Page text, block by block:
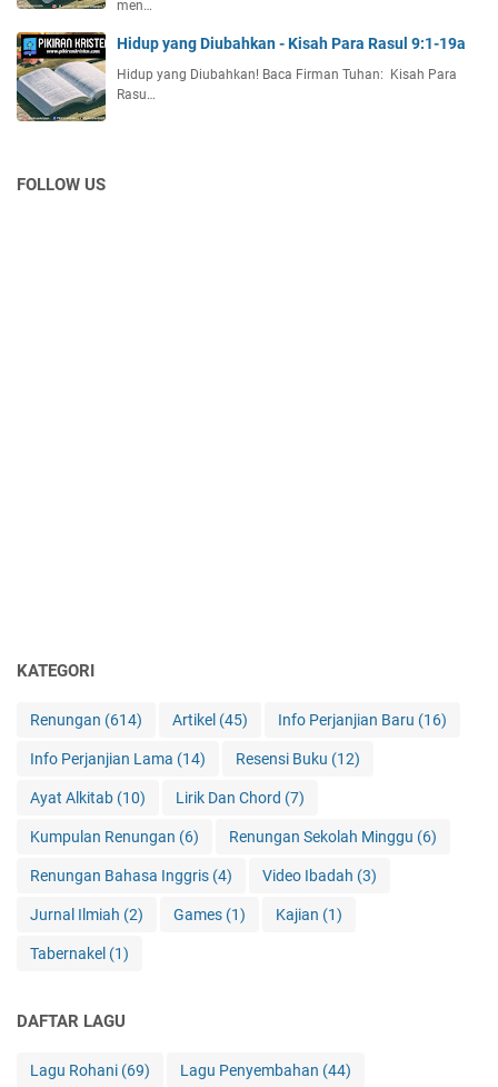
men…
Hidup yang Diubahkan - Kisah Para Rasul 9:1-19a
Hidup yang Diubahkan! Baca Firman Tuhan: Kisah Para
Rasu…
FOLLOW US
KATEGORI
Renungan (614) Artikel (45) Info Perjanjian Baru (16)
Info Perjanjian Lama (14) Resensi Buku (12)
Ayat Alkitab (10) Lirik Dan Chord (7)
Kumpulan Renungan (6) Renungan Sekolah Minggu (6)
Renungan Bahasa Inggris (4) Video Ibadah (3)
Jurnal Ilmiah (2) Games (1) Kajian (1)
Tabernakel (1)
DAFTAR LAGU
Lagu Rohani (69) Lagu Penyembahan (44)